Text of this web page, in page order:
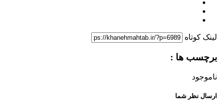
لینک کوتاه
برچسب ها :
ناموجود
ارسال نظر شما